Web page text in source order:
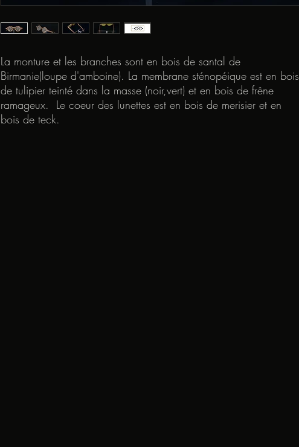
La monture et les branches sont en bois de santal de
Birmanie(loupe d'amboine). La membrane sténopéique est en bois
de tulipier teinté dans la masse (noir,vert) et en bois de frêne
ramageux. Le coeur des lunettes est en bois de merisier et en
bois de teck.